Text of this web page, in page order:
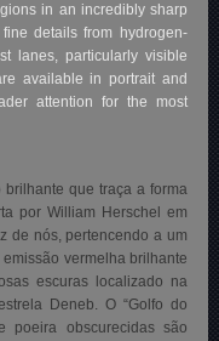
in an incredibly sharp
details from hydrogen-
lanes, particularly visible
available in portrait and
attention for the most
que traça a forma
por William Herschel em
de nós, pertencendo a um
vermelha brilhante
escuras localizado na
Deneb. O “Golfo do
poeira obscurecidas são